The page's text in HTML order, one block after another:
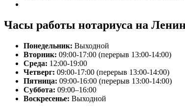
Часы работы нотариуса на
Понедельник: Выходной
Вторник: 09:00-17:00 (перерыв 13:00-14:00)
Среда: 12:00-19:00
Четверг: 09:00-17:00 (перерыв 13:00-14:00)
Пятница: 09:00-16:00 (перерыв 13:00-14:00)
Суббота: 09:00–16:00
Воскресенье: Выходной